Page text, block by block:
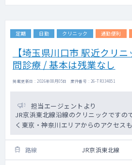
定期 日勤 クリニック 通勤便利
【埼玉県川口市 駅近クリ
問診療 / 基本は残業なし
掲載更新日 : 2026年08月05日 案件番号 : 26-TR334851
担当エージェントより
JR京浜東北線沿線のクリニックですの
く東京・神奈川エリアからのアクセス
路線 JR京浜東北線